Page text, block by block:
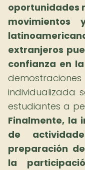
oportunidades
extranjeros
confianza en
individualizada
estudiantes a
Finalmente, la
de
preparación
la